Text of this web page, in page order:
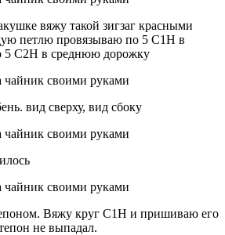
вяжу такой зигзаг красными
петлю провязываю по 5 С1Н в
5 С2Н в среднюю дорожку
вид сверху, вид сбоку
Вяжу круг С1Н и пришиваю его
не выпадал.